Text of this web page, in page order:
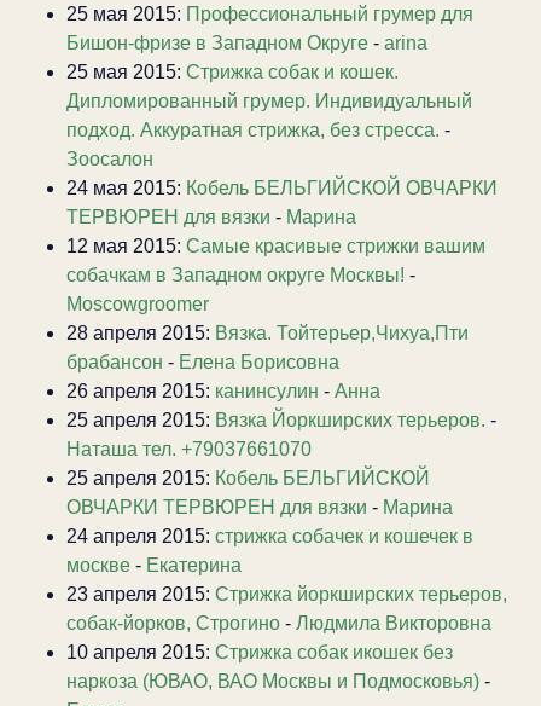
25 мая 2015: Профессиональный грумер для
Бишон-фризе в Западном Округе - arina
25 мая 2015: Стрижка собак и кошек.
Дипломированный грумер. Индивидуальный
подход. Аккуратная стрижка, без стресса. -
Зоосалон
24 мая 2015: Кобель БЕЛЬГИЙСКОЙ ОВЧАРКИ
ТЕРВЮРЕН для вязки - Марина
12 мая 2015: Самые красивые стрижки вашим
собачкам в Западном округе Москвы! -
Moscowgroomer
28 апреля 2015: Вязка. Тойтерьер,Чихуа,Пти
брабансон - Елена Борисовна
26 апреля 2015: канинсулин - Анна
25 апреля 2015: Вязка Йоркширских терьеров. -
Наташа тел. +79037661070
25 апреля 2015: Кобель БЕЛЬГИЙСКОЙ
ОВЧАРКИ ТЕРВЮРЕН для вязки - Марина
24 апреля 2015: стрижка собачек и кошечек в
москве - Екатерина
23 апреля 2015: Стрижка йоркширских терьеров,
собак-йорков, Строгино - Людмила Викторовна
10 апреля 2015: Стрижка собак икошек без
наркоза (ЮВАО, ВАО Москвы и Подмосковья) -